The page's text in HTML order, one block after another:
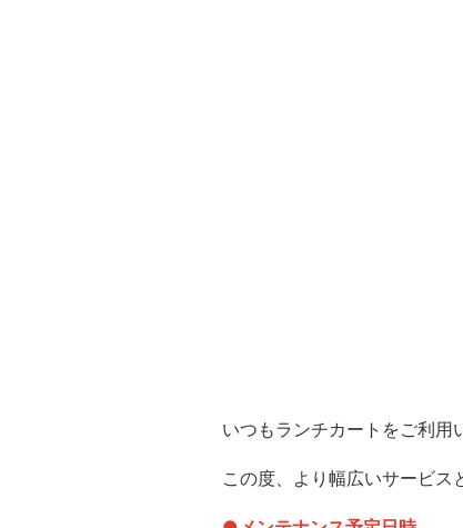
いつもランチカートをご利用
この度、より幅広いサービス